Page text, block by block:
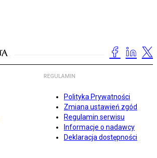
REGULAMIN
Polityka Prywatności
Zmiana ustawień zgód
Regulamin serwisu
Informacje o nadawcy
Deklaracja dostępności